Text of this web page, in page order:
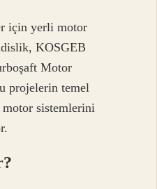
için yerli motor
KOSGEB
Motor
projelerin temel
sistemlerini